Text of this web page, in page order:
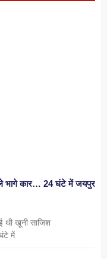
भागे कार… 24 घंटे में जयपुर
थी खूनी साजिश
में